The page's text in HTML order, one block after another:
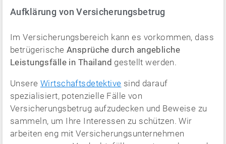
Aufklärung von Versicherungsbetrug
Im Versicherungsbereich kann es vorkommen, dass
betrügerische Ansprüche durch angebliche
Leistungsfälle in Thailand gestellt werden.
Unsere Wirtschaftsdetektive sind darauf
spezialisiert, potenzielle Fälle von
Versicherungsbetrug aufzudecken und Beweise zu
sammeln, um Ihre Interessen zu schützen. Wir
arbeiten eng mit Versicherungsunternehmen